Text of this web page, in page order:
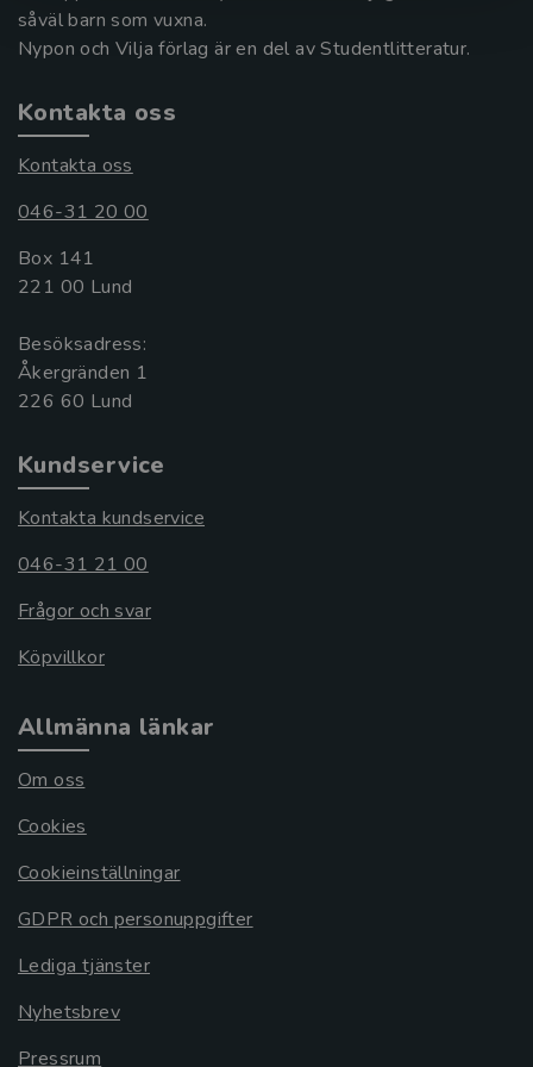
såväl barn som vuxna.
Nypon och Vilja förlag är en del av Studentlitteratur.
Kontakta oss
Kontakta oss
046-31 20 00
Box 141
221 00 Lund
Besöksadress:
Åkergränden 1
Kundservice
Kontakta kundservice
046-31 21 00
Frågor och svar
Köpvillkor
Allmänna länkar
Om oss
Cookies
Cookieinställningar
GDPR och personuppgifter
Lediga tjänster
Nyhetsbrev
Pressrum